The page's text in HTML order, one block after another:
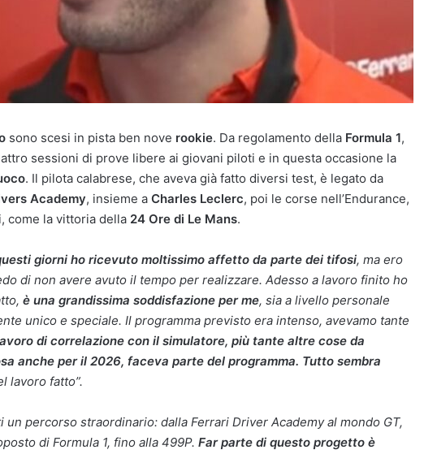
sono scesi in pista ben nove rookie. Da regolamento della Formula 1,
sessioni di prove libere ai giovani piloti e in questa occasione la
. Il pilota calabrese, che aveva già fatto diversi test, è legato da
Academy, insieme a Charles Leclerc, poi le corse nell’Endurance,
come la vittoria della 24 Ore di Le Mans.
giorni ho ricevuto moltissimo affetto da parte dei tifosi, ma ero
di non avere avuto il tempo per realizzare. Adesso a lavoro finito ho
è una grandissima soddisfazione per me, sia a livello personale
unico e speciale. Il programma previsto era intenso, avevamo tante
di correlazione con il simulatore, più tante altre cose da
anche per il 2026, faceva parte del programma. Tutto sembra
lavoro fatto”.
un percorso straordinario: dalla Ferrari Driver Academy al mondo GT,
di Formula 1, fino alla 499P. Far parte di questo progetto è